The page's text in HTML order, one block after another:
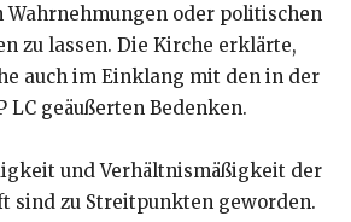
Wahrnehmungen oder politischen
zu lassen. Die Kirche erklärte,
auch im Einklang mit den in der
LC geäußerten Bedenken.
und Verhältnismäßigkeit der
sind zu Streitpunkten geworden.